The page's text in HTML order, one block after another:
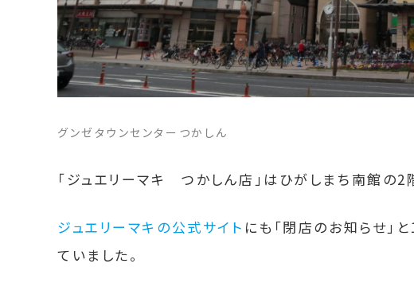
グンゼタウンセンターつかしん
「ジュエリーマキ つかしん店」はひがしまち南館の2
ジュエリーマキの公式サイト にも「閉店のお知らせ」
ていました。